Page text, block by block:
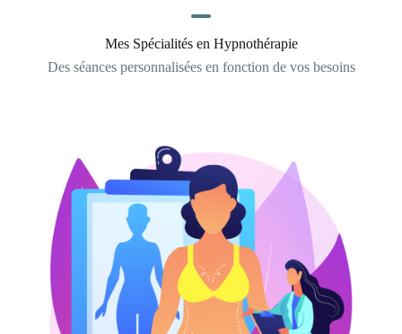
Mes Spécialités en Hypnothérapie
Des séances personnalisées en fonction de vos besoins